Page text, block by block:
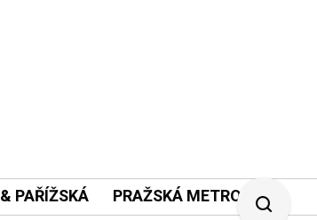
PAŘÍŽSKÁ PRAŽSKÁ METROPOLE